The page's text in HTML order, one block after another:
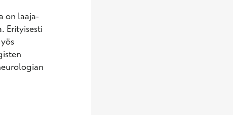
on laaja-
Erityisesti